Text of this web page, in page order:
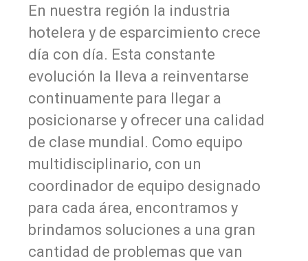
En nuestra región la industria
hotelera y de esparcimiento crece
día con día. Esta constante
evolución la lleva a reinventarse
continuamente para llegar a
posicionarse y ofrecer una calidad
de clase mundial. Como equipo
multidisciplinario, con un
coordinador de equipo designado
para cada área, encontramos y
brindamos soluciones a una gran
cantidad de problemas que van